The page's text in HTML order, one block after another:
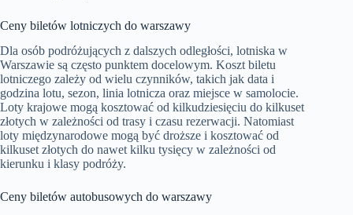
Ceny biletów lotniczych do warszawy
Dla osób podróżujących z dalszych odległości, lotniska w
Warszawie są często punktem docelowym. Koszt biletu
lotniczego zależy od wielu czynników, takich jak data i
godzina lotu, sezon, linia lotnicza oraz miejsce w samolocie.
Loty krajowe mogą kosztować od kilkudziesięciu do kilkuset
złotych w zależności od trasy i czasu rezerwacji. Natomiast
loty międzynarodowe mogą być droższe i kosztować od
kilkuset złotych do nawet kilku tysięcy w zależności od
kierunku i klasy podróży.
Ceny biletów autobusowych do warszawy